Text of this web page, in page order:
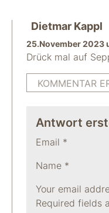
Dietmar Kappl
25.November 2023
Drück mal auf
KOMMENTAR
Antwort
Your email
Required fields
Name *
Email *